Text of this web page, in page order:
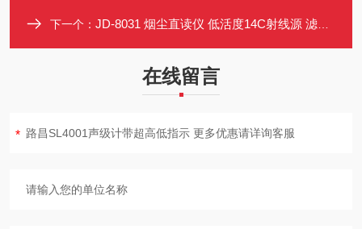
下一个： JD-8031 烟尘直读仪 低活度14C射线源 滤带异工位防污染
在线留言